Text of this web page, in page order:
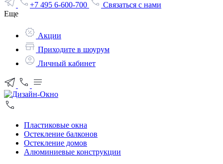
+7 495 6-600-700
Связаться с нами
Еще
Акции
Приходите в шоурум
Личный кабинет
Пластиковые окна
Остекление балконов
Остекление домов
Алюминиевые конструкции